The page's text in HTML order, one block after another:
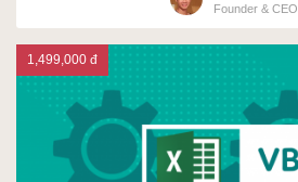
Founder & CEO
1,499,000 đ